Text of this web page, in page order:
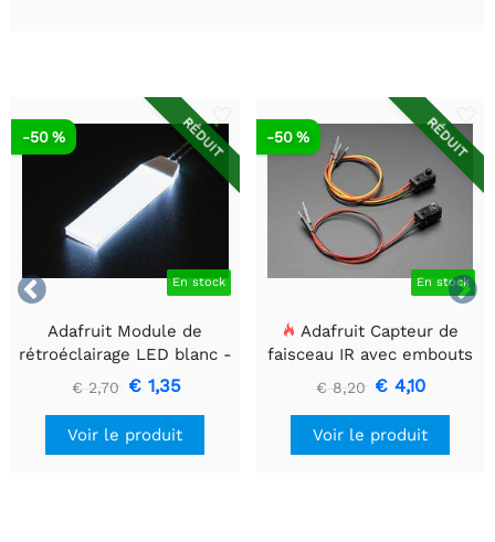


RÉDUIT
En stock
-50 %
Adafruit Module de
rétroéclairage LED blanc -
Petit 12 mm x 40 mm
€ 2,70 € 1,35
Voir le produit
RÉDUIT
En stock
-50 %
Adafruit Capteur de
faisceau IR avec embouts
de câble de qualité
supérieure - LED 5 mm
€ 8,20 € 4,10
Voir le produit